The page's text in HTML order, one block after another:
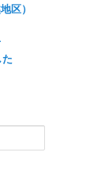
区）